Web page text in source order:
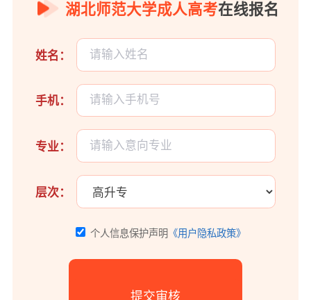
湖北师范大学成人高考在线报名
姓名：
手机：
专业：
层次：
个人信息保护声明 《用户隐私政策》